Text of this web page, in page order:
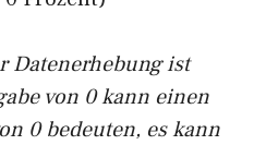
Datenerhebung ist
von 0 kann einen
0 bedeuten, es kann